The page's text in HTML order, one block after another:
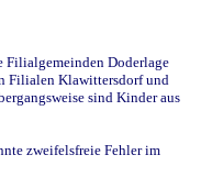
Filialgemeinden Doderlage
Filialen Klawittersdorf und
sind Kinder aus
zweifelsfreie Fehler im